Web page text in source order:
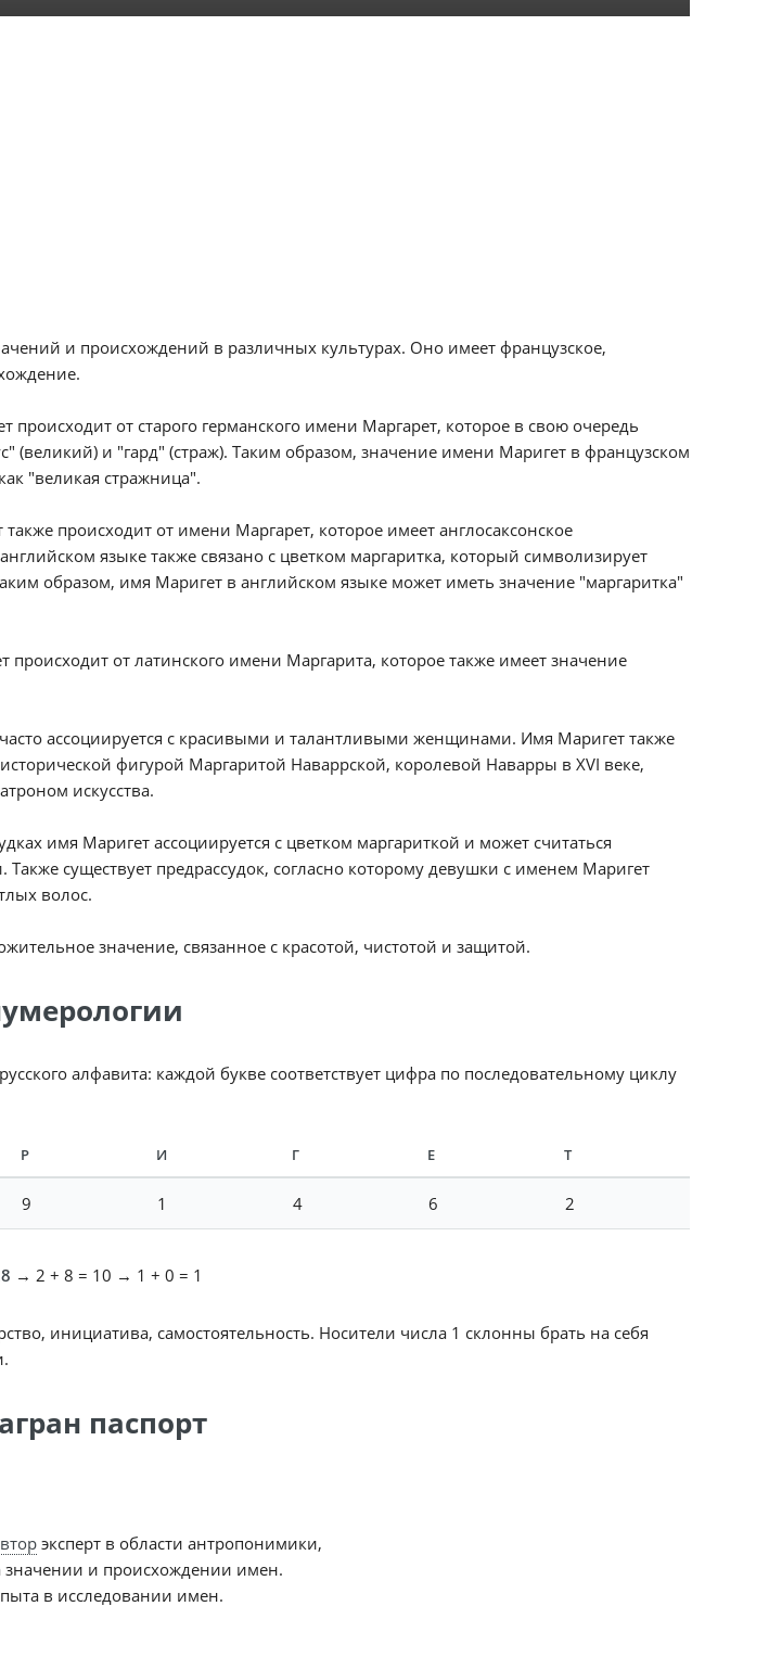
и происхождений в различных культурах. Оно имеет французское,
происходит от старого германского имени Маргарет, которое в свою очередь
(великий) и "гард" (страж). Таким образом, значение имени Маригет в французском
"великая стражница".
происходит от имени Маргарет, которое имеет англосаксонское
языке также связано с цветком маргаритка, который символизирует
образом, имя Маригет в английском языке может иметь значение "маргаритка"
происходит от латинского имени Маргарита, которое также имеет значение
ассоциируется с красивыми и талантливыми женщинами. Имя Маригет также
фигурой Маргаритой Наваррской, королевой Наварры в XVI веке,
искусства.
имя Маригет ассоциируется с цветком маргариткой и может считаться
существует предрассудок, согласно которому девушки с именем Маригет
волос.
значение, связанное с красотой, чистотой и защитой.
алфавита: каждой букве соответствует цифра по последовательному циклу
Р И Г Е Т
9 1 4 6 2
→ 2 + 8 = 10 → 1 + 0 = 1
инициатива, самостоятельность. Носители числа 1 склонны брать на себя
паспорт
эксперт в области антропонимики,
значении и происхождении имен.
в исследовании имен.